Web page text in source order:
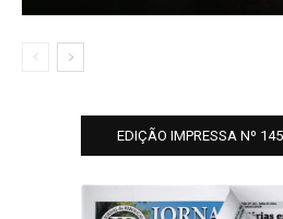
EDIÇÃO IMPRESSA Nº